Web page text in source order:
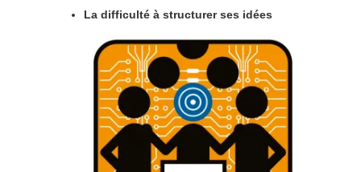
La difficulté à structurer ses idées